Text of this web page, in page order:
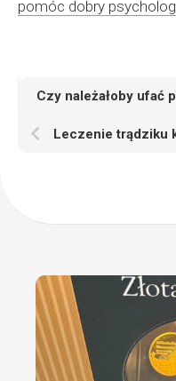
pomóc dobry psycholog